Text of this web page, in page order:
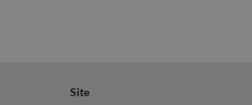
Site